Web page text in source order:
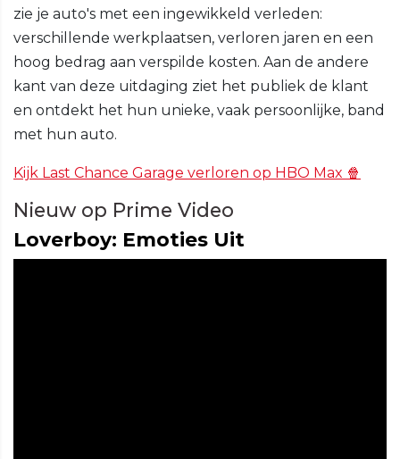
zie je auto's met een ingewikkeld verleden:
verschillende werkplaatsen, verloren jaren en een
hoog bedrag aan verspilde kosten. Aan de andere
kant van deze uitdaging ziet het publiek de klant
en ontdekt het hun unieke, vaak persoonlijke, band
met hun auto.
Kijk Last Chance Garage verloren op HBO Max 🍿
Nieuw op Prime Video
Loverboy: Emoties Uit